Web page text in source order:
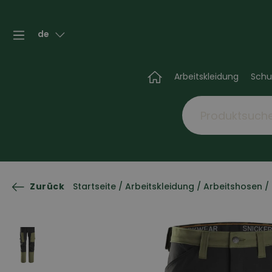
de
Arbeitskleidung
Zurück Startseite / Arbeitskleidung / Arbeitshosen /